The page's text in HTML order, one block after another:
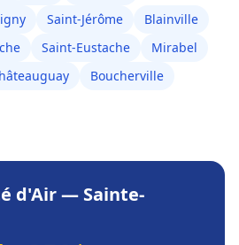
Saint-Jérôme
Blainville
Saint-Eustache
Mirabel
Boucherville
d'Air— Sainte-